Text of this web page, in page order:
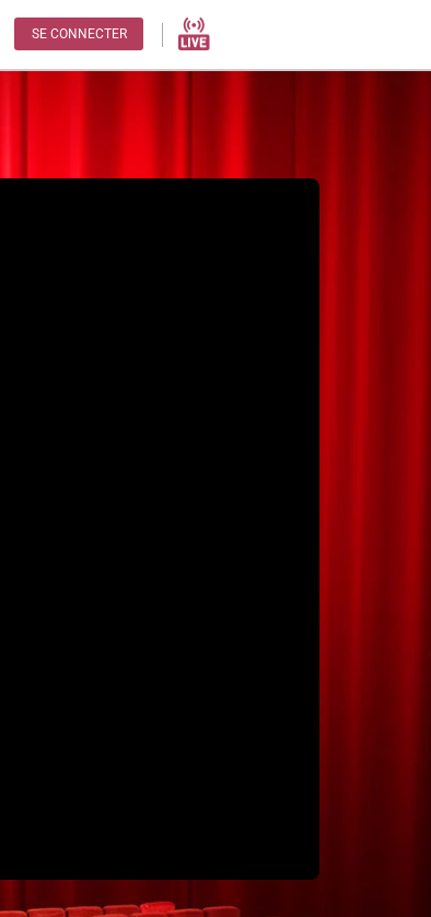
SE CONNECTER